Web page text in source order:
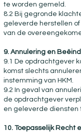
te worden gemeld.
8.2 Bij gegronde
geleverde herstellen
van de
9. Annulering en
9.1 De opdrachtgever
komst slechts
instemming van HKM.
9.2 In geval van
de opdrachtgever
en geleverde diensten
10. Toepasselijk Recht